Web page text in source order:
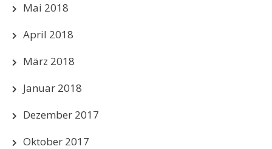
Mai 2018
April 2018
März 2018
Januar 2018
Dezember 2017
Oktober 2017